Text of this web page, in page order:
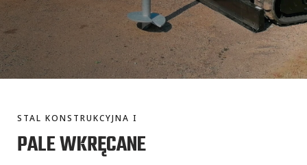
STAL KONSTRUKCYJNA I
PALE WKRĘCANE